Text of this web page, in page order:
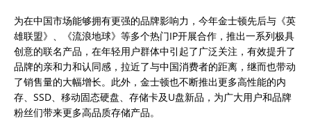
为在中国市场能够拥有更强的品牌影响力，今年金士顿先后与《英
雄联盟》、《流浪地球》等多个热门IP开展合作，推出一系列极具
创意的联名产品，在年轻用户群体中引起了广泛关注，有效提升了
品牌的亲和力和认同感，拉近了与中国消费者的距离，继而也带动
了销售量的大幅增长。此外，金士顿也不断推出更多高性能的内
存、SSD、移动固态硬盘、存储卡及U盘新品，为广大用户和品牌
粉丝们带来更多高品质存储产品。